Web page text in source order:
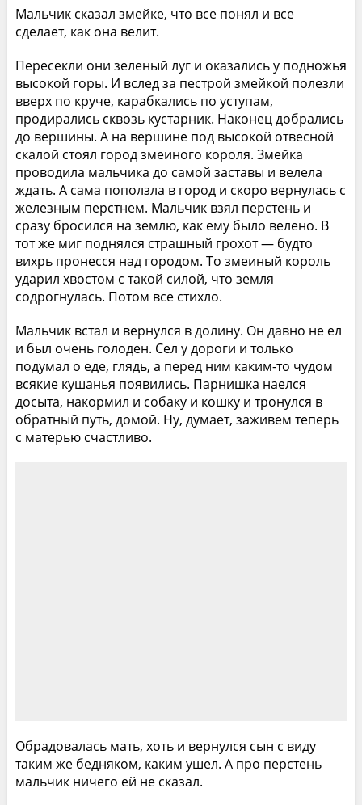
Мальчик сказал змейке, что все понял и все
сделает, как она велит.
Пересекли они зеленый луг и оказались у подножья
высокой горы. И вслед за пестрой змейкой полезли
вверх по круче, карабкались по уступам,
продирались сквозь кустарник. Наконец добрались
до вершины. А на вершине под высокой отвесной
скалой стоял город змеиного короля. Змейка
проводила мальчика до самой заставы и велела
ждать. А сама поползла в город и скоро вернулась с
железным перстнем. Мальчик взял перстень и
сразу бросился на землю, как ему было велено. В
тот же миг поднялся страшный грохот — будто
вихрь пронесся над городом. То змеиный король
ударил хвостом с такой силой, что земля
содрогнулась. Потом все стихло.
Мальчик встал и вернулся в долину. Он давно не ел
и был очень голоден. Сел у дороги и только
подумал о еде, глядь, а перед ним каким-то чудом
всякие кушанья появились. Парнишка наелся
досыта, накормил и собаку и кошку и тронулся в
обратный путь, домой. Ну, думает, заживем теперь
с матерью счастливо.
Обрадовалась мать, хоть и вернулся сын с виду
таким же бедняком, каким ушел. А про перстень
мальчик ничего ей не сказал.